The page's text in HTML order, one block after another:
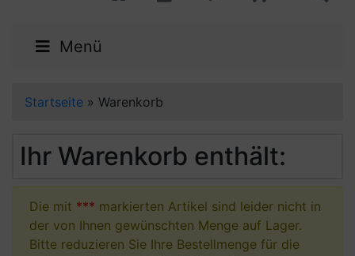
Menü
Startseite » Warenkorb
Ihr Warenkorb enthält:
Die mit *** markierten Artikel sind leider nicht in
der von Ihnen gewünschten Menge auf Lager.
Bitte reduzieren Sie Ihre Bestellmenge für die